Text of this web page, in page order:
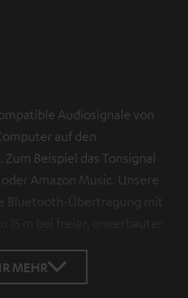
Audiosignale von
auf den
Beispiel das Tonsignal
Amazon Music. Unsere
Bluetooth-Übertragung mit
MEHR